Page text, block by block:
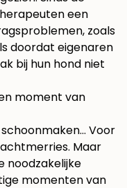
een
zoals
doordat eigenaren
bij hun hond niet
moment van
Voor
Maar
noodzakelijke
momenten van